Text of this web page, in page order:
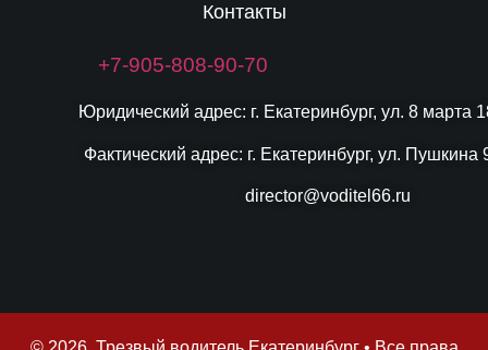
Контакты
+7-905-808-90-70
Юридический адрес: г. Екатеринбург, ул. 8 марта
Фактический адрес: г. Екатеринбург, ул. Пушкина
director@voditel66.ru